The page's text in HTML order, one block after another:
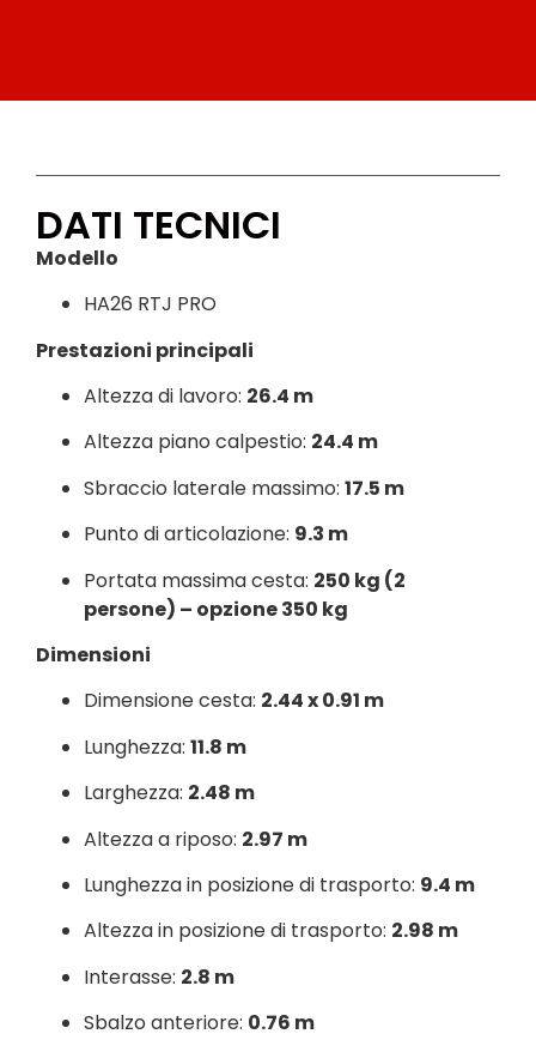
DATI TECNICI
Modello
HA26 RTJ PRO
Prestazioni principali
Altezza di lavoro: 26.4 m
Altezza piano calpestio: 24.4 m
Sbraccio laterale massimo: 17.5 m
Punto di articolazione: 9.3 m
Portata massima cesta: 250 kg (2
persone) – opzione 350 kg
Dimensioni
Dimensione cesta: 2.44 x 0.91 m
Lunghezza: 11.8 m
Larghezza: 2.48 m
Altezza a riposo: 2.97 m
Lunghezza in posizione di trasporto: 9.4 m
Altezza in posizione di trasporto: 2.98 m
Interasse: 2.8 m
Sbalzo anteriore: 0.76 m